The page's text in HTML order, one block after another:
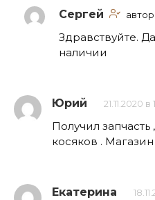
Сергей автор
Здравствуйте.
наличии
Юрий 21.11.2020 в
Получил
косяков .
Екатерина